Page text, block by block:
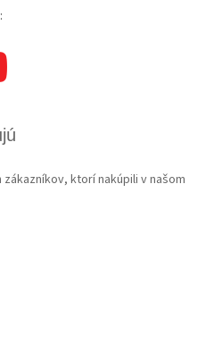
ktorí nakúpili v našom